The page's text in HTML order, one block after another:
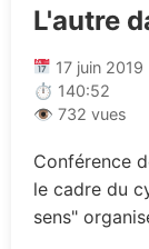
L'autre
17 juin 2019
⏱ 140:52
👁 732 vues
Conférence
le cadre du
sens"